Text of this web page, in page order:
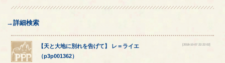
→詳細検索
【天と大地に別れを告げて 】 レ ＝ ライエ
（p3p001362）
[2018-10-07 22:22:02]